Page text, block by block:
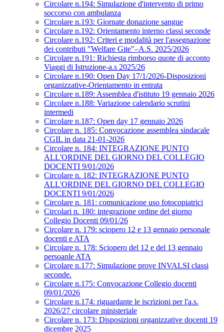
Circolare n.194: Simulazione d'intervento di primo
soccorso con ambulanza
Circolare n.193: Giornate donazione sangue
Circolare n.192: Orientamento interno classi seconde
Circolare n.192: Criteri e modalità per l'assegnazione
dei contributi "Welfare Gite"–A.S. 2025/2026
Circolare n.191: Richiesta rimborso quote di acconto
Viaggi di Istruzione-a.s 2025/26
Circolare n.190: Open Day 17/1/2026-Disposizioni
organizzative-Orientamento in entrata
Circolare n.189: Assemblea d'istituto 19 gennaio 2026
Circolare n.188: Variazione calendario scrutini
intermedi
Circolare n.187: Open day 17 gennaio 2026
Circolare n. 185: Convocazione assemblea sindacale
CGIL in data 21-01-2026
Circolare n. 184: INTEGRAZIONE PUNTO
ALL'ORDINE DEL GIORNO DEL COLLEGIO
DOCENTI 9/01/2026
Circolare n. 182: INTEGRAZIONE PUNTO
ALL'ORDINE DEL GIORNO DEL COLLEGIO
DOCENTI 9/01/2026
Circolare n. 181: comunicazione uso fotocopiatrici
Circolari n. 180: integrazione ordine del giorno
Collegio Docenti 09/01/26
Circolare n. 179: sciopero 12 e 13 gennaio personale
docenti e ATA
Circolare n. 178: Sciopero del 12 e del 13 gennaio
persoanle ATA
Circolare n.177: Simulazione prove INVALSI classi
seconde.
Circolare n.175: Convocazione Collegio docenti
09/01/2026
Circolare n.174: riguardante le iscrizioni per l'a.s.
2026/27 circolare ministeriale
Circolare n. 173: Disposizioni organizzative docenti 19
dicembre 2025